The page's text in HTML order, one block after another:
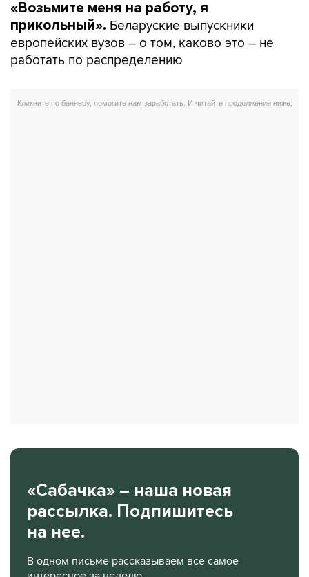
«Возьмите меня на работу, я
прикольный». Беларуские выпускники
европейских вузов – о том, каково это – не
работать по распределению
«Сабачка» – наша новая
рассылка. Подпишитесь
на нее.
В одном письме рассказываем все самое